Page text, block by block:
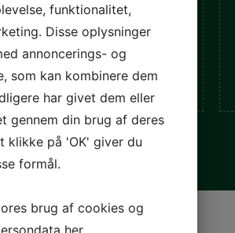
Vi har derfor lavet en oversigt
i Danmark,
for nuværende og tidligere
at læse nærmere.
funktionalitet,
Disse oplysninger
annoncerings- og
som kan kombinere dem
har givet dem eller
gennem din brug af deres
klikke på 'OK' giver du
formål.
brug af cookies og
her.